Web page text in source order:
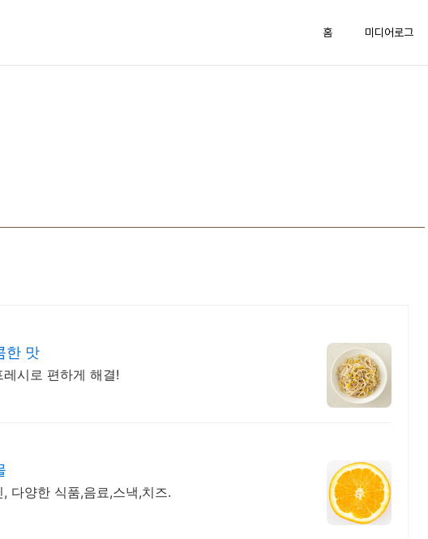
홈 미디어로그
한 맛
시로 편하게 해결!
다양한 식품,음료,스낵,치즈.